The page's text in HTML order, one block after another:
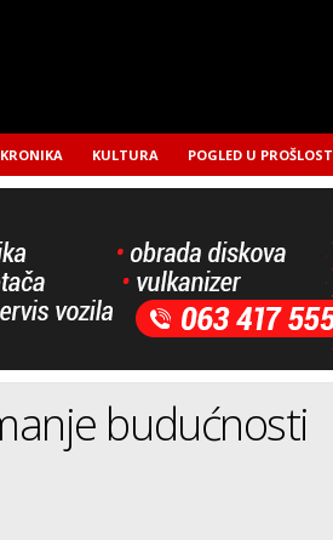
KULTURA POGLED U PROŠLOST
budućnosti